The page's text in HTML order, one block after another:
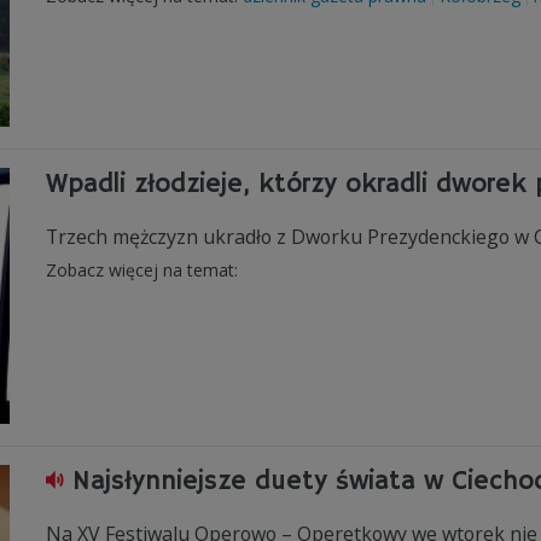
Wpadli złodzieje, którzy okradli dworek
Trzech mężczyzn ukradło z Dworku Prezydenckiego
Zobacz więcej na temat:
Najsłynniejsze duety świata w
Na XV Festiwalu Operowo – Operetkowy we wtorek